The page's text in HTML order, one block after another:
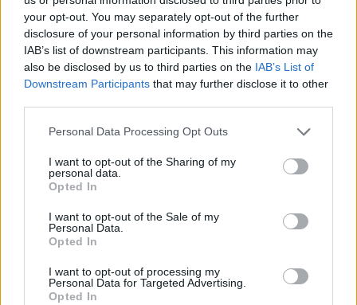
your opt-out. You may separately opt-out of the further
disclosure of your personal information by third parties on the
IAB’s list of downstream participants. This information may
also be disclosed by us to third parties on the IAB’s List of
Downstream Participants that may further disclose it to other
Please note that this website/app uses one or more Google
not limited to your visit or usage behaviour. You may click to
grant or deny consent to Google and its third-party tags to
use your data for below specified purposes in below Google
consent section.
Personal Data Processing Opt Outs
I want to opt-out of the Sharing of my
personal data.
Opted In
I want to opt-out of the Sale of my
Personal Data.
Opted In
I want to opt-out of processing my
Personal Data for Targeted Advertising.
Opted In
εβδομάδες.
Η σύλληψη του δράστη έγινε μετά
ανθρωποκυνηγητό σε όλο τον Βόλο, αφού οι
αρχές είχαν στη διάθεσή τους στοιχεία που τους
βοήθησαν να τον ταυτοποιήσουν.
Σκότωσε τουλάχιστον 10
αδέσποτα
Ο ασκός του Αιόλου για τον 31χρονο άνοιξε
όταν θανάτωσε με αιχμηρό αντικείμενο έναν
σκύλο στη συμβολή των οδών Σπυρίδη και